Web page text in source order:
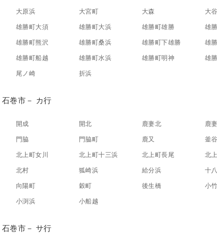
大原浜 大宮町 大森 大
雄勝町大須 雄勝町大浜 雄勝町雄勝 雄
雄勝町熊沢 雄勝町桑浜 雄勝町下雄勝 雄
雄勝町船越 雄勝町水浜 雄勝町明神 雄
尾ノ崎 折浜
石巻市－ カ行
開成 開北 鹿妻北 鹿
門脇 門脇町 鹿又 釜
北上町女川 北上町十三浜 北上町長尾 北
北村 狐崎浜 給分浜 十
向陽町 穀町 後生橋 小
小渕浜 小船越
石巻市－ サ行